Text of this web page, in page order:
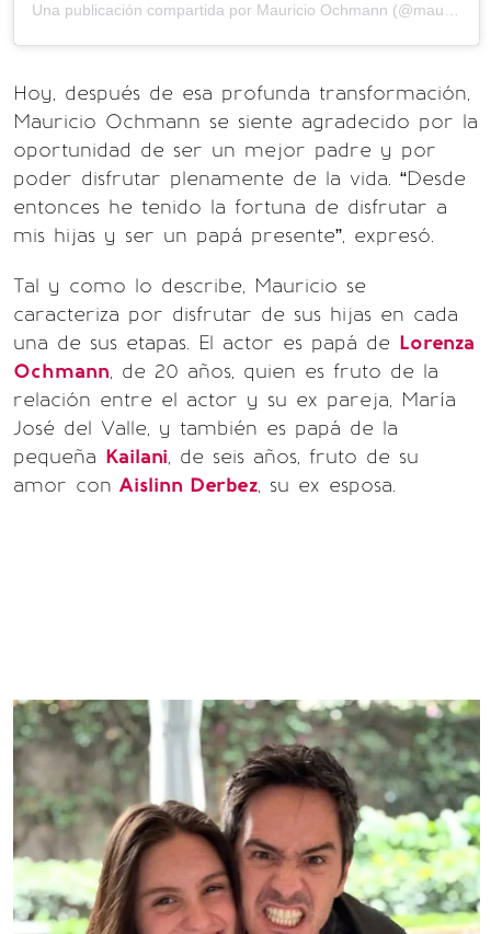
Una publicación compartida por Mauricio Ochmann (@mauochmann)
Hoy, después de esa profunda transformación,
Mauricio Ochmann se siente agradecido por la
oportunidad de ser un mejor padre y por
poder disfrutar plenamente de la vida. “Desde
entonces he tenido la fortuna de disfrutar a
mis hijas y ser un papá presente”, expresó.
Tal y como lo describe, Mauricio se
caracteriza por disfrutar de sus hijas en cada
una de sus etapas. El actor es papá de Lorenza
Ochmann, de 20 años, quien es fruto de la
relación entre el actor y su ex pareja, María
José del Valle, y también es papá de la
pequeña Kailani, de seis años, fruto de su
amor con Aislinn Derbez, su ex esposa.